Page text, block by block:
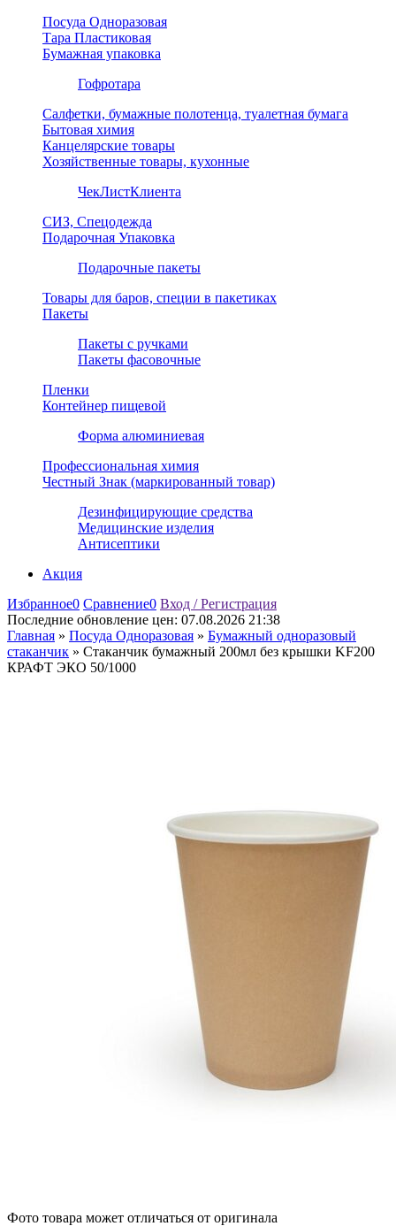
Посуда Одноразовая
Тара Пластиковая
Бумажная упаковка
Гофротара
Салфетки, бумажные полотенца, туалетная бумага
Бытовая химия
Канцелярские товары
Хозяйственные товары, кухонные
ЧекЛистКлиента
СИЗ, Спецодежда
Подарочная Упаковка
Подарочные пакеты
Товары для баров, специи в пакетиках
Пакеты
Пакеты с ручками
Пакеты фасовочные
Пленки
Контейнер пищевой
Форма алюминиевая
Профессиональная химия
Честный Знак (маркированный товар)
Дезинфицирующие средства
Медицинские изделия
Антисептики
Акция
Избранное0 Сравнение0 Вход / Регистрация
Последние обновление цен: 07.08.2026 21:38
Главная » Посуда Одноразовая » Бумажный одноразовый
стаканчик » Стаканчик бумажный 200мл без крышки KF200
КРАФТ ЭКО 50/1000
Фото товара может отличаться от оригинала